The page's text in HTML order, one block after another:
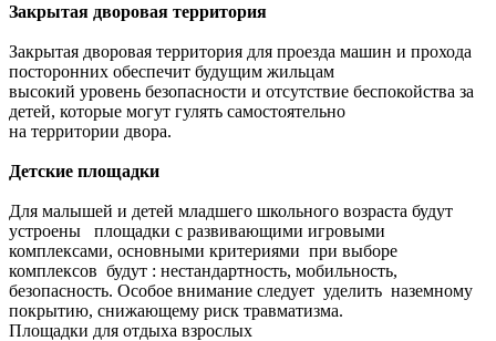
Закрытая дворовая территория
Закрытая дворовая территория для проезда машин и прохода
посторонних обеспечит будущим жильцам
высокий уровень безопасности и отсутствие беспокойства за
детей, которые могут гулять самостоятельно
на территории двора.
Детские площадки
Для малышей и детей младшего школьного возраста будут
устроены площадки с развивающими игровыми
комплексами, основными критериями при выборе
комплексов будут : нестандартность, мобильность,
безопасность. Особое внимание следует уделить наземному
покрытию, снижающему риск травматизма.
Площадки для отдыха взрослых